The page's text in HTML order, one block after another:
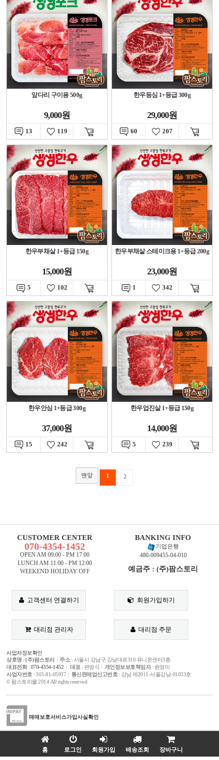
앞다리 구이용 500g
9,000원
13 119
한우등심 1+등급 300g
29,000원
60 207
한우부채살 1+등급 150g
15,000원
5 102
한우부채살 스테이크용 1+등급 200g
23,000원
1 342
한우안심 1+등급 300g
37,000원
15 242
한우업진살 1+등급 150g
14,000원
5 239
맨앞 1 2
CUSTOMER CENTER
070-4354-1452
OPEN AM 09:00 - PM 17:00
LUNCH AM 11:00 - PM 12:00
WEEKEND HOLIDAY OFF
BANKING INFO
기업은행
480-009455-04-010
예금주 : (주)팜스토리
고객센터 연결하기 회원가입하기
대리점 관리자 대리점 주문
사업자정보확인
상호명 :(주)팜스토리 주소: 서울시 강남구 강남대로310 유니온센터3층
대표전화: 070-4354-1452 대표 : 편명식 개인정보보호책임자: 윤영미
사업자번호 : 303-81-05937 통신판매업신고번호 : 강남 제2011-서울강남-01033호
© 팜스토리몰 2014 All rights reserved.
매매보호서비스가입사실확인
니시스 전자결제의 매매보호(에스크로) 서비스를 이용하실 수 있습니다.
홈페이지 제작문의WEBPLAZA l02-6925-6375
홈 로그인 회원가입 배송조회 장바구니